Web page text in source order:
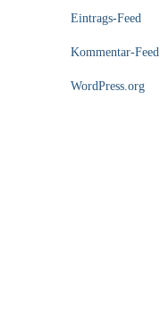
Eintrags-Feed
Kommentar-Feed
WordPress.org